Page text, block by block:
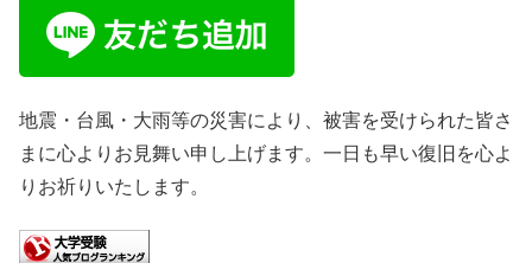
地震・台風・大雨等の災害により、被害を受けられた皆さ
まに心よりお見舞い申し上げます。一日も早い復旧を心よ
りお祈りいたします。